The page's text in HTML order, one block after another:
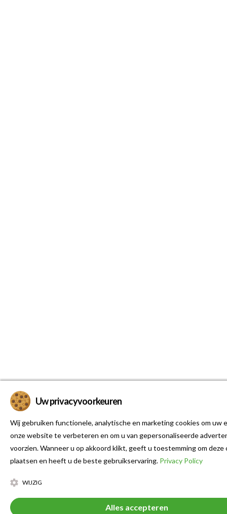
Uw privacyvoorkeuren
Wij gebruiken functionele, analytische en marketing cookies om uw
onze website te verbeteren en om u van gepersonaliseerde
voorzien. Wanneer u op akkoord klikt, geeft u toestemming om deze
plaatsen en heeft u de beste gebruikservaring. Privacy Policy
WIJZIG
Alles accepteren